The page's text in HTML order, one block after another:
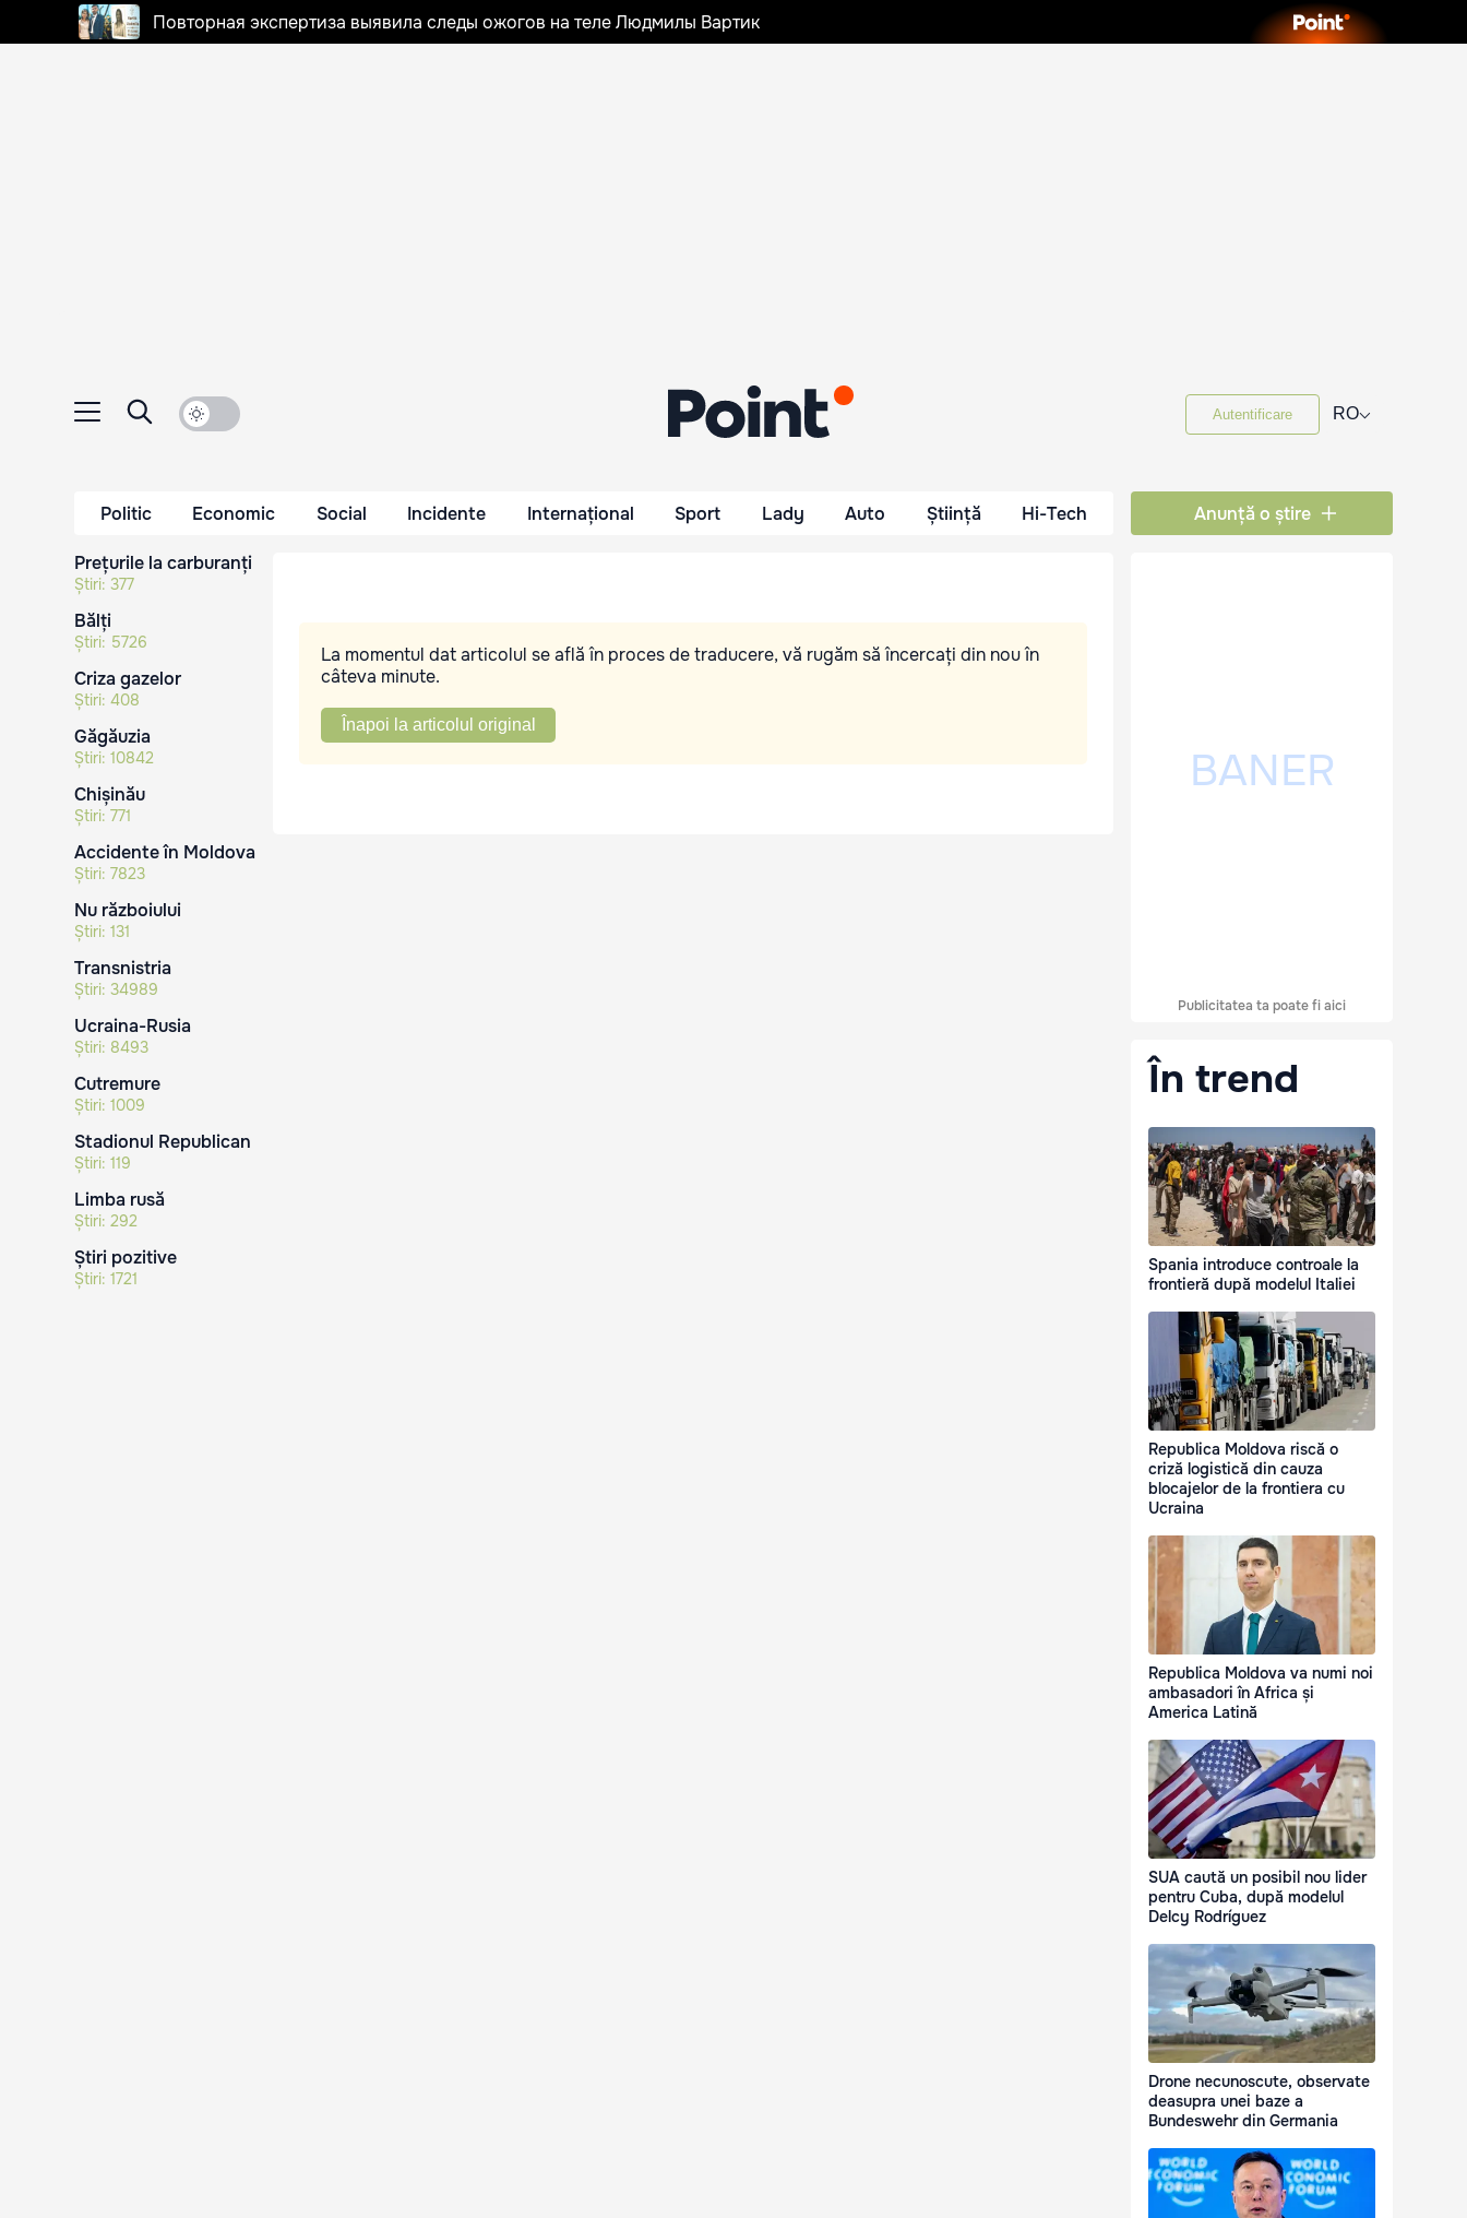
Повторная экспертиза выявила следы ожогов на теле Людмилы Вартик
Autentificare RO⌵
Politic Economic Social Incidente Internațional Sport Lady Auto Știință Hi-Tech Anunță o știre
Prețurile la carburanți
Știri: 377
Bălți
Știri: 5726
Criza gazelor
Știri: 408
Găgăuzia
Știri: 10842
Chișinău
Știri: 771
Accidente în Moldova
Știri: 7823
Nu războiului
Știri: 131
Transnistria
Știri: 34989
Ucraina-Rusia
Știri: 8493
Cutremure
Știri: 1009
Stadionul Republican
Știri: 119
Limba rusă
Știri: 292
Știri pozitive
Știri: 1721
La momentul dat articolul se află în proces de traducere, vă rugăm să încercați din nou în
câteva minute.
Înapoi la articolul original
Publicitatea ta poate fi aici
În trend
Spania introduce controale la
frontieră după modelul Italiei
Republica Moldova riscă o
criză logistică din cauza
blocajelor de la frontiera cu
Ucraina
Republica Moldova va numi noi
ambasadori în Africa și
America Latină
SUA caută un posibil nou lider
pentru Cuba, după modelul
Delcy Rodríguez
Drone necunoscute, observate
deasupra unei baze a
Bundeswehr din Germania